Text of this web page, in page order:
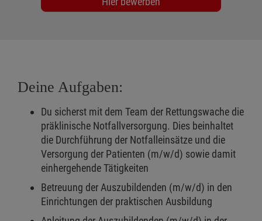
Deine Aufgaben:
Du sicherst mit dem Team der Rettungswache die
präklinische Notfallversorgung. Dies beinhaltet
die Durchführung der Notfalleinsätze und die
Versorgung der Patienten (m/w/d) sowie damit
einhergehende Tätigkeiten
Betreuung der Auszubildenden (m/w/d) in den
Einrichtungen der praktischen Ausbildung